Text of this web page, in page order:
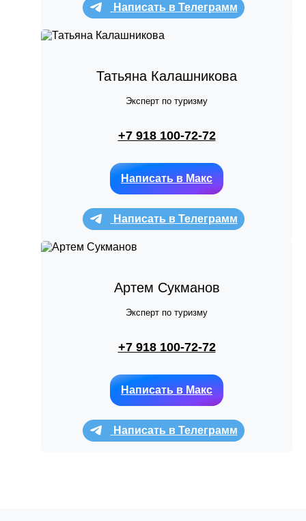
Написать в Телеграмм
Татьяна Калашникова
Эксперт по туризму
+7 918 100-72-72
Написать в Макс
Написать в Телеграмм
Артем Сукманов
Эксперт по туризму
+7 918 100-72-72
Написать в Макс
Написать в Телеграмм